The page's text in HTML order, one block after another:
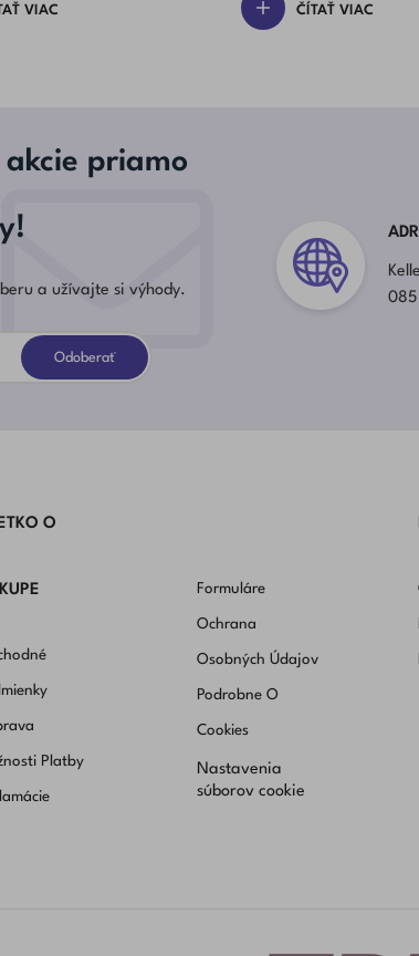
VIAC ČÍTAŤ VIAC
priamo
a užívajte si výhody.
Odoberať
085
O
Platby
Formuláre
Ochrana
Osobných Údajov
Podrobne O
Cookies
Nastavenia
súborov cookie